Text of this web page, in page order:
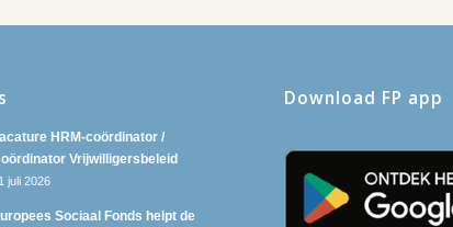
HRM-coördinator /
Vrijwilligersbeleid
juli 2026
Sociaal Fonds helpt de
Download FP app